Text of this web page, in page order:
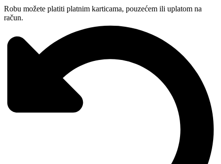
Robu možete platiti platnim karticama, pouzećem ili uplatom na
račun.